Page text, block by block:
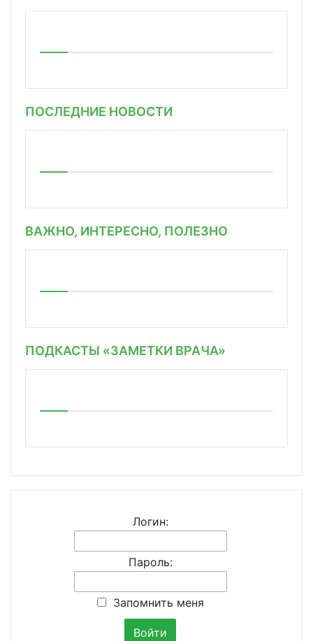
ПОСЛЕДНИЕ НОВОСТИ
ВАЖНО, ИНТЕРЕСНО, ПОЛЕЗНО
ПОДКАСТЫ «ЗАМЕТКИ ВРАЧА»
Логин:
Пароль:
Запомнить меня